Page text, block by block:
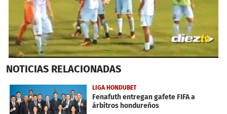
seconds
1
minute,
13
seconds
NOTICIAS RELACIONADAS
LIGA HONDUBET
Fenafuth entregan gafete FIFA a
árbitros hondureños